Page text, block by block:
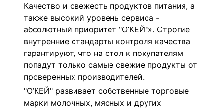
Качество и свежесть продуктов питания, а
также высокий уровень сервиса -
абсолютный приоритет "О’КЕЙ"». Строгие
внутренние стандарты контроля качества
гарантируют, что на стол к покупателям
попадут только самые свежие продукты от
проверенных производителей.
"О’КЕЙ" развивает собственные торговые
марки молочных, мясных и других